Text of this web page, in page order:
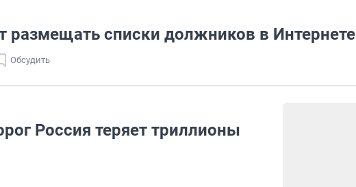
размещать списки должников в Интернете
Обсудить
Россия теряет триллионы